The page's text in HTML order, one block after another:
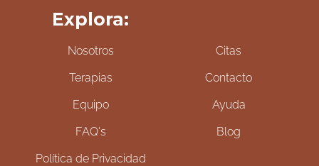
Explora:
Nosotros
Terapias
Equipo
FAQ's
Política de Privacidad
Citas
Contacto
Ayuda
Blog